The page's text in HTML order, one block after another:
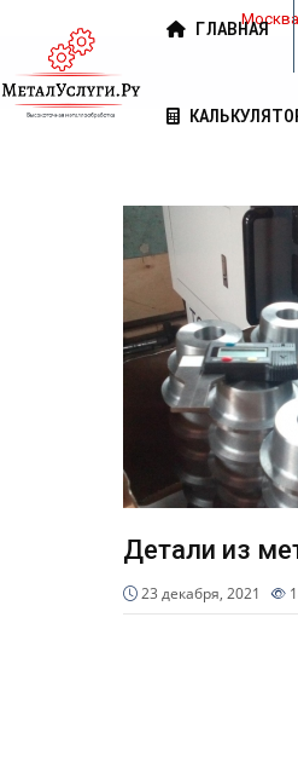
ГЛАВНАЯ
Детали из
23 декабря, 2021